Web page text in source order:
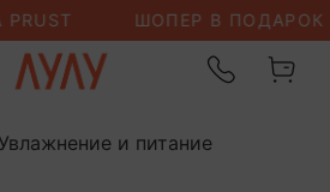
Увлажнение и питание